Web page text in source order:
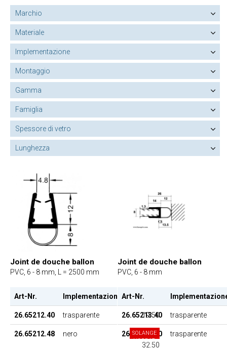
Marchio
Materiale
Implementazione
Montaggio
Gamma
Famiglia
Spessore di vetro
Lunghezza
Joint de douche ballon
PVC, 6 - 8 mm, L = 2500 mm
Art-Nr. Implementazione
26.65212.40 trasparente 19.50
26.65212.48 nero
SOLANGE
VORRAT
32.50
Joint de douche ballon
PVC, 6 - 8 mm
Art-Nr.
26.65213.40 trasparente
26.65277.40 trasparente